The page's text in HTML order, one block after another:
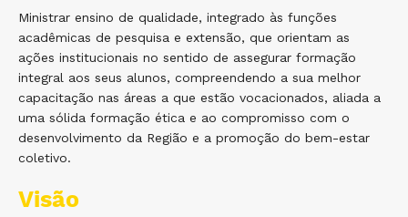
Ministrar ensino de qualidade, integrado às funções
acadêmicas de pesquisa e extensão, que orientam as
ações institucionais no sentido de assegurar formação
integral aos seus alunos, compreendendo a sua melhor
capacitação nas áreas a que estão vocacionados, aliada a
uma sólida formação ética e ao compromisso com o
desenvolvimento da Região e a promoção do bem-estar
coletivo.
Visão